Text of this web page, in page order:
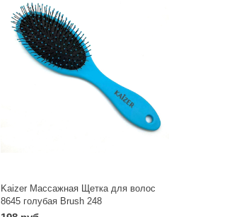
Kaizer Массажная Щетка для волос
8645 голубая Brush 248